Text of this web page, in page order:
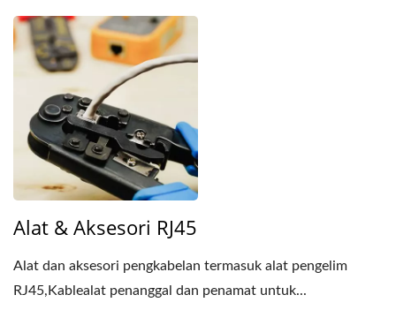
Alat & Aksesori RJ45
Alat dan aksesori pengkabelan termasuk alat pengelim
RJ45,Kablealat penanggal dan penamat untuk...